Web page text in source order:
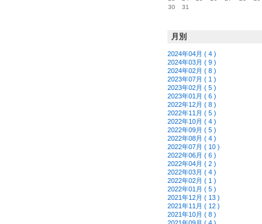
30
31
月別
2024年04月 ( 4 )
2024年03月 ( 9 )
2024年02月 ( 8 )
2023年07月 ( 1 )
2023年02月 ( 5 )
2023年01月 ( 6 )
2022年12月 ( 8 )
2022年11月 ( 5 )
2022年10月 ( 4 )
2022年09月 ( 5 )
2022年08月 ( 4 )
2022年07月 ( 10 )
2022年06月 ( 6 )
2022年04月 ( 2 )
2022年03月 ( 4 )
2022年02月 ( 1 )
2022年01月 ( 5 )
2021年12月 ( 13 )
2021年11月 ( 12 )
2021年10月 ( 8 )